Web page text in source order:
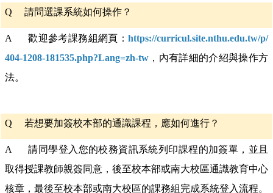
Q 請問選課系統如何操作？
A 歡迎參考課務組網頁： https://curricul.site.nthu.edu.tw/p/
404-1208-181535.php?Lang=zh-tw ，內有詳細的介紹與操作方
法。
Q 若想要加簽校本部的通識課程，應如何進行？
A 請同學登入您的校務資訊系統列印課程的加簽單，並且
取得授課教師親簽同意，後至校本部或南大校區通識教育中心
核章，最後至校本部或南大校區的課務組完成系統登入流程。